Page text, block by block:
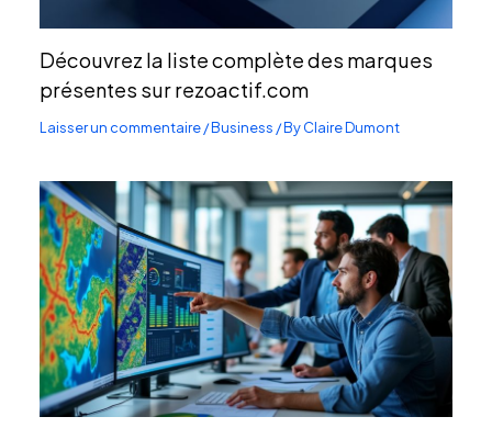
Découvrez la liste complète des marques
présentes sur rezoactif.com
Laisser un commentaire/Business / ByClaire Dumont